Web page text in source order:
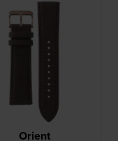
Orient